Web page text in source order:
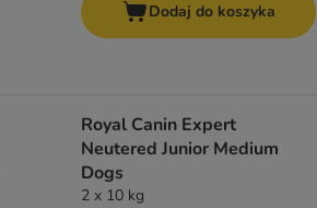
Dodaj do koszyka
Royal Canin Expert
Neutered Junior Medium
Dogs
2 x 10 kg